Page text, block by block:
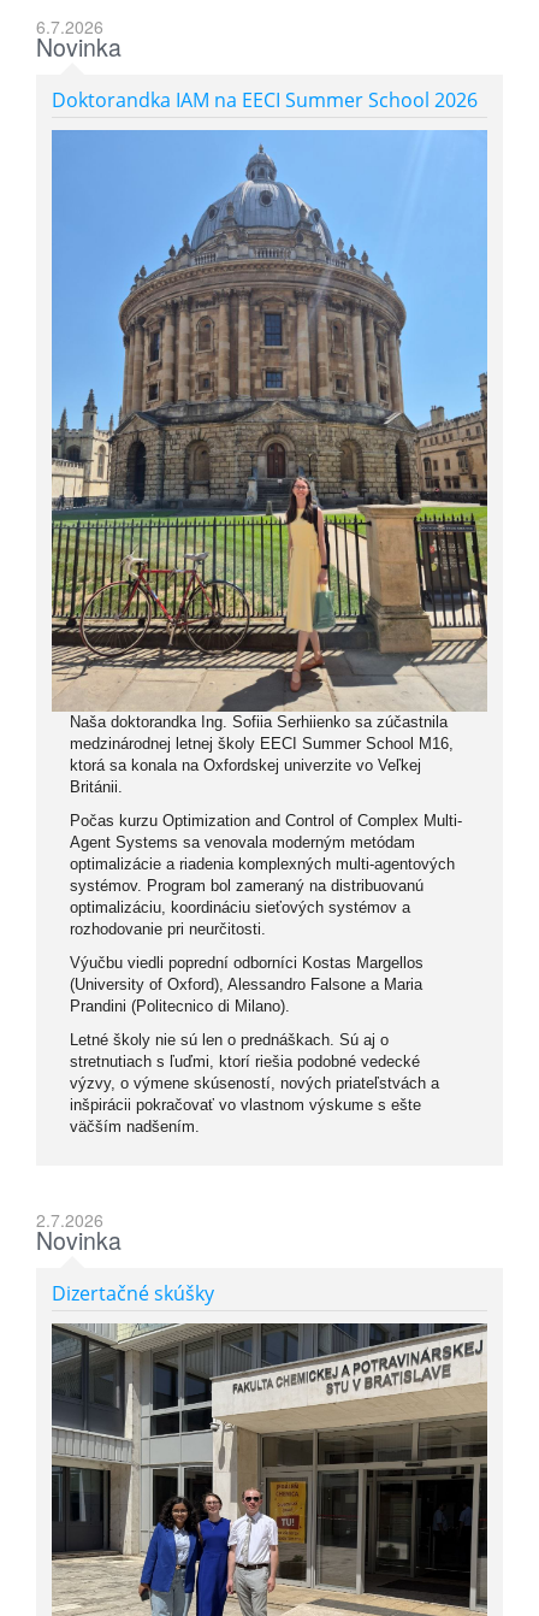
6.7.2026
Novinka
Doktorandka IAM na EECI Summer School 2026
Naša doktorandka Ing. Sofiia Serhiienko sa zúčastnila
medzinárodnej letnej školy EECI Summer School M16,
ktorá sa konala na Oxfordskej univerzite vo Veľkej
Británii.
Počas kurzu Optimization and Control of Complex Multi-
Agent Systems sa venovala moderným metódam
optimalizácie a riadenia komplexných multi-agentových
systémov. Program bol zameraný na distribuovanú
optimalizáciu, koordináciu sieťových systémov a
rozhodovanie pri neurčitosti.
Výučbu viedli poprední odborníci Kostas Margellos
(University of Oxford), Alessandro Falsone a Maria
Prandini (Politecnico di Milano).
Letné školy nie sú len o prednáškach. Sú aj o
stretnutiach s ľuďmi, ktorí riešia podobné vedecké
výzvy, o výmene skúseností, nových priateľstvách a
inšpirácii pokračovať vo vlastnom výskume s ešte
väčším nadšením.
2.7.2026
Novinka
Dizertačné skúšky